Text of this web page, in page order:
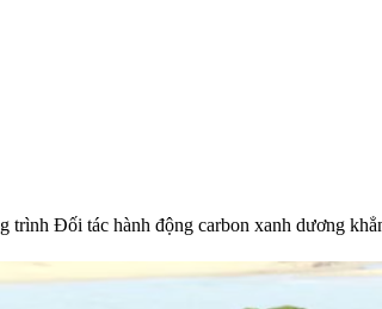
Đối tác hành động carbon xanh dương